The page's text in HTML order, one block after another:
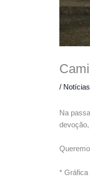
/ Notícias
Na
* Gráfica